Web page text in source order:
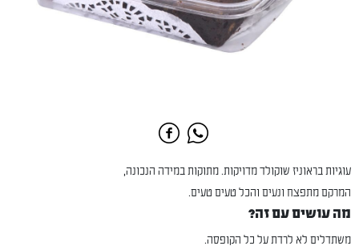
עוגיות בראוניז שוקולד מדויקות. מתוקות במידה הנכונה,
המרקם מתפצח ונעים והכל טעים טעים.
מה עושים עם זה?
משתדלים לא לרדת על כל הקופסה.